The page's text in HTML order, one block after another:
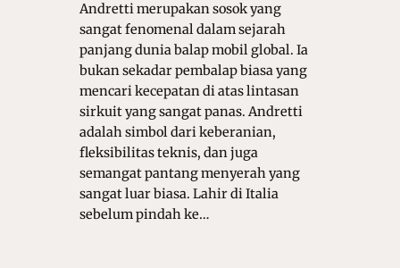
Andretti merupakan sosok yang
sangat fenomenal dalam sejarah
panjang dunia balap mobil global. Ia
bukan sekadar pembalap biasa yang
mencari kecepatan di atas lintasan
sirkuit yang sangat panas. Andretti
adalah simbol dari keberanian,
fleksibilitas teknis, dan juga
semangat pantang menyerah yang
sangat luar biasa. Lahir di Italia
sebelum pindah ke…